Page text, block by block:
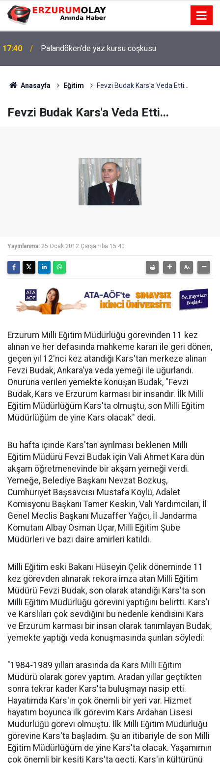
17:40 Palandöken'de yaz kursu coşkusu
Anasayfa Eğitim Fevzi Budak Kars'a Veda Etti...
Fevzi Budak Kars'a Veda Etti...
Yayınlanma: 25 Ocak 2012 Çarşamba 15:40
Erzurum Milli Eğitim Müdürlüğü görevinden 11 kez
alınan ve her defasında mahkeme kararı ile geri dönen,
geçen yıl 12'nci kez atandığı Kars'tan merkeze alınan
Fevzi Budak, Ankara'ya veda yemeği ile uğurlandı.
Onuruna verilen yemekte konuşan Budak, "Fevzi
Budak, Kars ve Erzurum karması bir insandır. İlk Milli
Eğitim Müdürlüğüm Kars'ta olmuştu, son Milli Eğitim
Müdürlüğüm de yine Kars olacak" dedi.
Bu hafta içinde Kars'tan ayrılması beklenen Milli
Eğitim Müdürü Fevzi Budak için Vali Ahmet Kara dün
akşam öğretmenevinde bir akşam yemeği verdi.
Yemeğe, Belediye Başkanı Nevzat Bozkuş,
Cumhuriyet Başsavcısı Mustafa Köylü, Adalet
Komisyonu Başkanı Tamer Keskin, Vali Yardımcıları, İl
Genel Meclis Başkanı Muzaffer Yağcı, İl Jandarma
Komutanı Albay Osman Uçar, Milli Eğitim Şube
Müdürleri ve bazı daire amirleri katıldı.
Milli Eğitim eski Bakanı Hüseyin Çelik döneminde 11
kez görevden alınarak rekora imza atan Milli Eğitim
Müdürü Fevzi Budak, son olarak atandığı Kars'ta son
Milli Eğitim Müdürlüğü görevini yaptığını belirtti. Kars'ı
ve Karslıları çok sevdiğini bu nedenle kendisini Kars
ve Erzurum karması bir insan olarak tanımlayan Budak,
yemekte yaptığı veda konuşmasında şunları söyledi:
"1984-1989 yılları arasında da Kars Milli Eğitim
Müdürü olarak görev yaptım. Aradan yıllar geçtikten
sonra tekrar kader Kars'ta buluşmayı nasip etti.
Hayatımda Kars'ın çok önemli bir yeri var. Hizmet
hayatım boyunca ilk görevim Kars Ardahan Lisesi
Müdürlüğü görevi olmuştu. İlk Milli Eğitim Müdürlüğü
görevine Kars'ta başladım. Şu an itibariyle de son Milli
Eğitim Müdürlüğüm de yine Kars'ta olacak. Yaşamımın
çok önemli bir kesiti Kars'ta geçti. Kars'ın kültürünü